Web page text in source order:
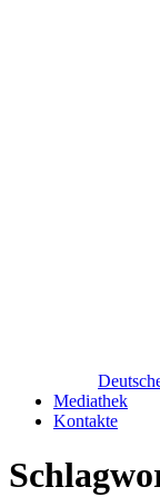
Mediathek
Kontakte